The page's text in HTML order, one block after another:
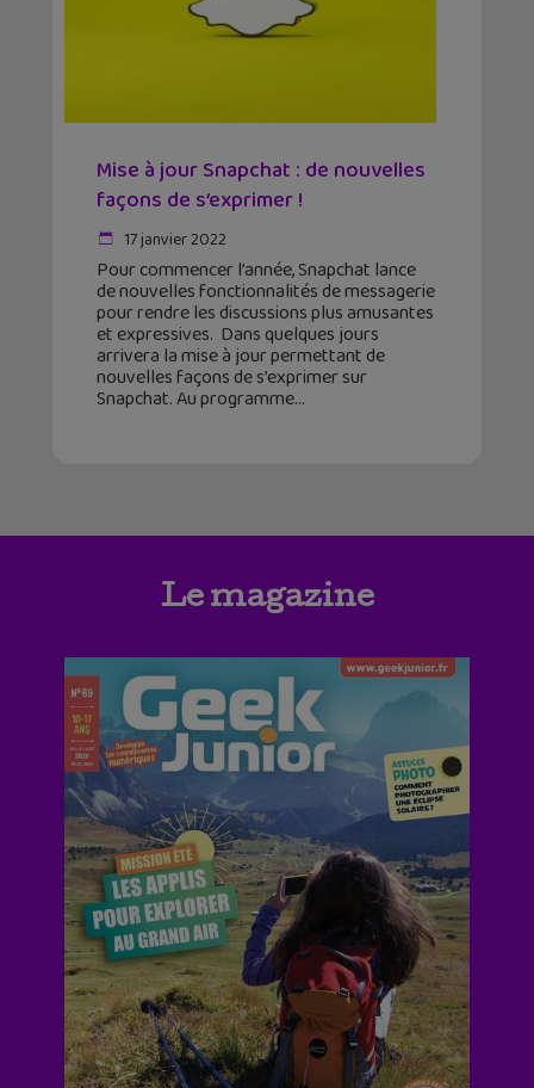
Mise à jour Snapchat : de nouvelles
façons de s’exprimer !
17 janvier 2022
Pour commencer l’année, Snapchat lance
de nouvelles fonctionnalités de messagerie
pour rendre les discussions plus amusantes
et expressives. Dans quelques jours
arrivera la mise à jour permettant de
nouvelles façons de s’exprimer sur
Snapchat. Au programme
Le magazine